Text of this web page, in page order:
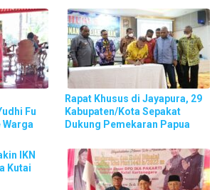
Fu
Warga
Rapat Khusus di Jayapura, 29
Kabupaten/Kota Sepakat
Dukung Pemekaran Papua
IKN
Kutai